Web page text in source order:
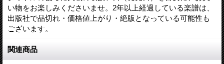
い物をお楽しみくださいませ。2年以上経過している楽譜は、
出版社で品切れ・価格値上がり・絶版となっている可能性も
ございます。
関連商品